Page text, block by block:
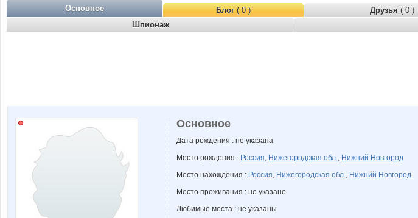
Основное Блог( 0 ) Друзья ( 0 )
Шпионаж
Основное
Дата рождения : не указана
Место рождения : Россия, Нижегородская обл., Нижний Новгород
Место нахождения : Россия, Нижегородская обл., Нижний Новгород
Место проживания : не указано
Любимые места : не указаны